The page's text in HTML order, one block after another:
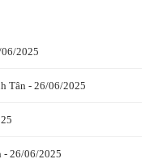
2025
Tân - 26/06/2025
- 26/06/2025